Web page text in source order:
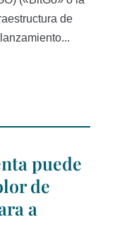
de
puede
de
a